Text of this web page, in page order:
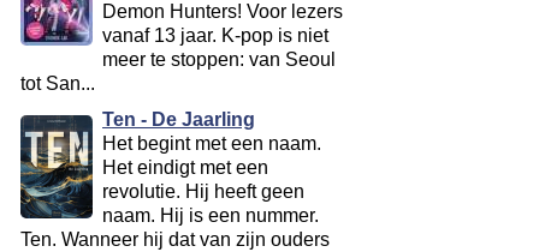
Demon Hunters! Voor lezers
vanaf 13 jaar. K-pop is niet
meer te stoppen: van Seoul
tot San...
Ten - De Jaarling
Het begint met een naam.
Het eindigt met een
revolutie. Hij heeft geen
naam. Hij is een nummer.
Ten. Wanneer hij dat van zijn ouders